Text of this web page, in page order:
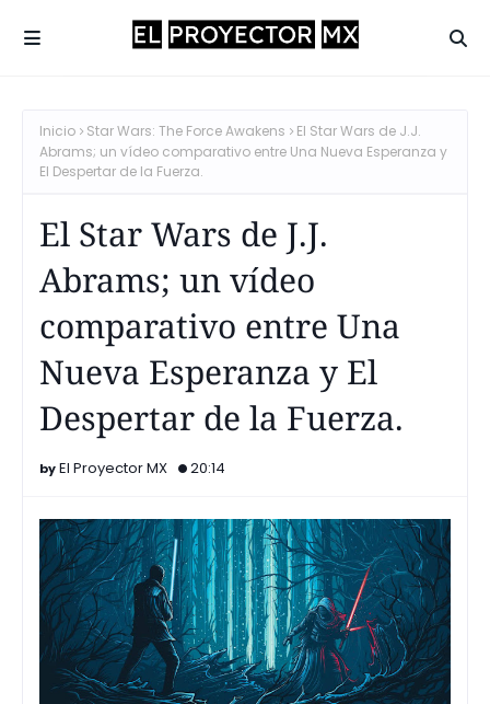
Inicio Star Wars: The Force Awakens
El Star Wars de J.J.
Abrams; un vídeo comparativo entre Una Nueva Esperanza y
El Despertar de la Fuerza.
El Star Wars de J.J.
Abrams; un vídeo
comparativo entre Una
Nueva Esperanza y El
Despertar de la Fuerza.
El Proyector MX 20:14